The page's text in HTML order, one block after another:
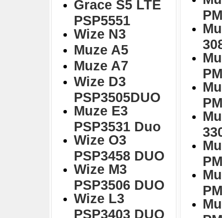
Grace S5 LTE
PSP5551
Wize N3
Muze A5
Muze A7
Wize D3
PSP3505DUO
Muze E3
PSP3531 Duo
Wize O3
PSP3458 DUO
Wize M3
PSP3506 DUO
Wize L3
PSP3403 DUO